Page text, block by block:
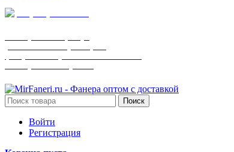
Поиск
Войти
Регистрация